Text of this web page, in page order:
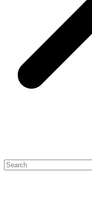
Search